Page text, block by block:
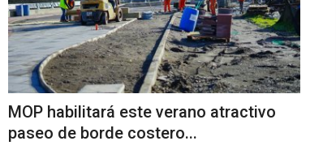
MOP habilitará este verano atractivo
paseo de borde costero...